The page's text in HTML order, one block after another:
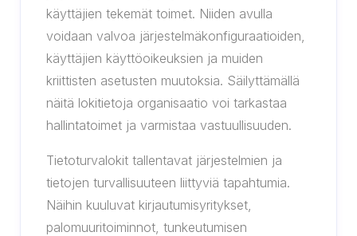
käyttäjien tekemät toimet. Niiden avulla
voidaan valvoa järjestelmäkonfiguraatioiden,
käyttäjien käyttöoikeuksien ja muiden
kriittisten asetusten muutoksia. Säilyttämällä
näitä lokitietoja organisaatio voi tarkastaa
hallintatoimet ja varmistaa vastuullisuuden.
Tietoturvalokit tallentavat järjestelmien ja
tietojen turvallisuuteen liittyviä tapahtumia.
Näihin kuuluvat kirjautumisyritykset,
palomuuritoiminnot, tunkeutumisen